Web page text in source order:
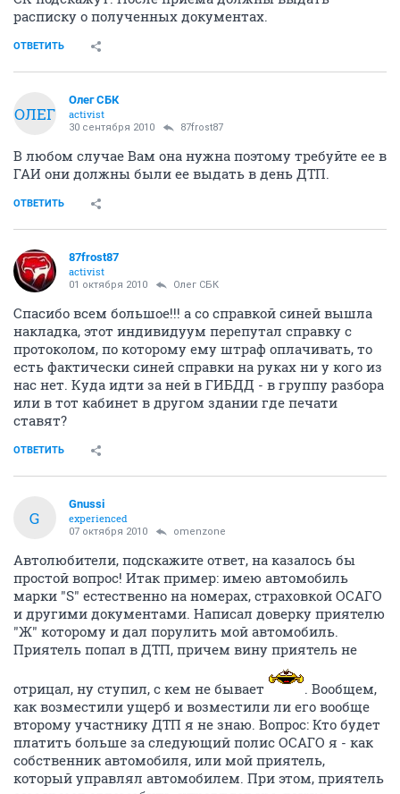
расписку о полученных документах.
ОТВЕТИТЬ
ОЛЕГ
Олег СБК
activist
30 сентября 2010 87frost87
В любом случае Вам она нужна поэтому требуйте ее в
ГАИ они должны были ее выдать в день ДТП.
ОТВЕТИТЬ
87frost87
activist
01 октября 2010 Олег СБК
Спасибо всем большое!!! а со справкой синей вышла
накладка, этот индивидуум перепутал справку с
протоколом, по которому ему штраф оплачивать, то
есть фактически синей справки на руках ни у кого из
нас нет. Куда идти за ней в ГИБДД - в группу разбора
или в тот кабинет в другом здании где печати
ставят?
ОТВЕТИТЬ
G
Gnussi
experienced
07 октября 2010 omenzone
Автолюбители, подскажите ответ, на казалось бы
простой вопрос! Итак пример: имею автомобиль
марки "S" естественно на номерах, страховкой ОСАГО
и другими документами. Написал доверку приятелю
"Ж" которому и дал порулить мой автомобиль.
Приятель попал в ДТП, причем вину приятель не
отрицал, ну ступил, с кем не бывает
. Вообщем,
как возместили ущерб и возместили ли его вообще
второму участнику ДТП я не знаю. Вопрос: Кто будет
платить больше за следующий полис ОСАГО я - как
собственник автомобиля, или мой приятель,
который управлял автомобилем. При этом, приятель